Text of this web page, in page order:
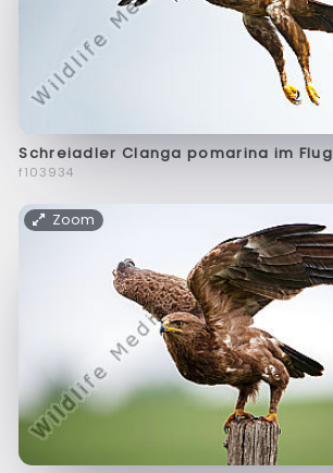
Schreiadler Clanga pomarina im Flug
f103934
Zoom